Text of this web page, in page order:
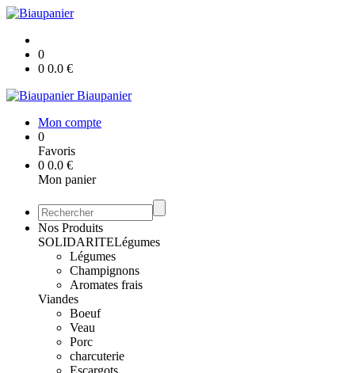
0
0 0.0 €
Biaupanier
Mon compte
0
Favoris
0 0.0 €
Mon panier
Nos Produits
SOLIDARITELégumes
Légumes
Champignons
Aromates frais
Viandes
Boeuf
Veau
Porc
charcuterie
Escargots